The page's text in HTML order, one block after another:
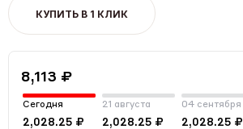
КУПИТЬ В 1 КЛИК
8,113 ₽
Сегодня
2,028.25 ₽
21 августа
2,028.25 ₽
04 сентября
2,028.25 ₽